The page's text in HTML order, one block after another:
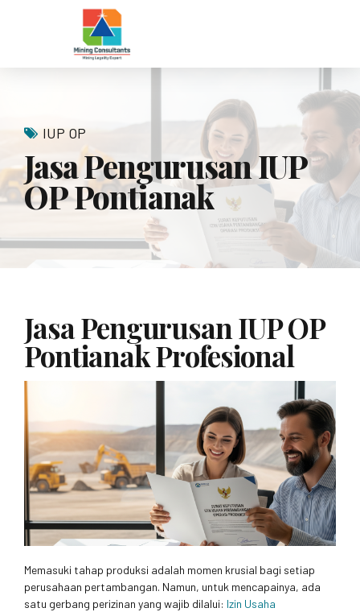
IUP OP
Jasa Pengurusan IUP
OP Pontianak
Jasa Pengurusan IUP OP
Pontianak Profesional
Memasuki tahap produksi adalah momen krusial bagi setiap
perusahaan pertambangan. Namun, untuk mencapainya, ada
satu gerbang perizinan yang wajib dilalui: Izin Usaha